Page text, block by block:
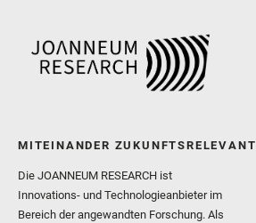
MITEINANDER ZUKUNFTSRELEVANT
Die JOANNEUM RESEARCH ist
Innovations- und Technologieanbieter im
Bereich der angewandten Forschung. Als